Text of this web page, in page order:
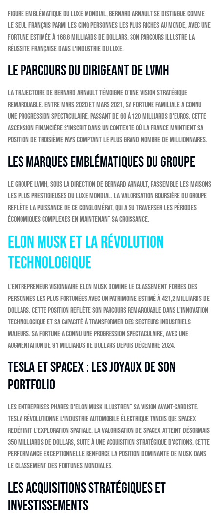
Figure emblématique du luxe mondial, Bernard Arnault se distingue comme
le seul Français parmi les cinq personnes les plus riches au monde, avec une
fortune estimée à 168,8 milliards de dollars. Son parcours illustre la
réussite française dans l'industrie du luxe.
Le parcours du dirigeant de LVMH
La trajectoire de Bernard Arnault témoigne d'une vision stratégique
remarquable. Entre mars 2020 et mars 2021, sa fortune familiale a connu
une progression spectaculaire, passant de 60 à 120 milliards d'euros. Cette
ascension financière s'inscrit dans un contexte où la France maintient sa
position de troisième pays comptant le plus grand nombre de millionnaires.
Les marques emblématiques du groupe
Le groupe LVMH, sous la direction de Bernard Arnault, rassemble les maisons
les plus prestigieuses du luxe mondial. La valorisation boursière du groupe
reflète la puissance de ce conglomérat, qui a su traverser les périodes
économiques complexes en maintenant sa croissance.
Elon Musk et la révolution
technologique
L'entrepreneur visionnaire Elon Musk domine le classement Forbes des
personnes les plus fortunées avec un patrimoine estimé à 421,2 milliards de
dollars. Cette position reflète son parcours remarquable dans l'innovation
technologique et sa capacité à transformer des secteurs industriels
majeurs. Sa fortune a connu une progression spectaculaire, avec une
augmentation de 91 milliards de dollars depuis décembre 2024.
Tesla et SpaceX : les joyaux de son
portfolio
Les entreprises phares d'Elon Musk illustrent sa vision avant-gardiste.
Tesla révolutionne l'industrie automobile électrique tandis que SpaceX
redéfinit l'exploration spatiale. La valorisation de SpaceX atteint désormais
350 milliards de dollars, suite à une acquisition stratégique d'actions. Cette
performance exceptionnelle renforce la position dominante de Musk dans
le classement des fortunes mondiales.
Les acquisitions stratégiques et
investissements